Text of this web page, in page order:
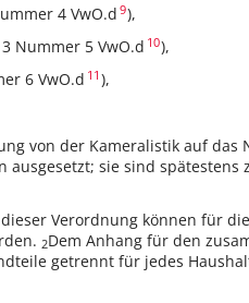
4 VwO.d 9),
Nummer 5 VwO.d 10),
6 VwO.d 11 ),
von der Kameralistik auf das
ausgesetzt; sie sind spätestens
Verordnung können für
2Dem Anhang für den
getrennt für jedes